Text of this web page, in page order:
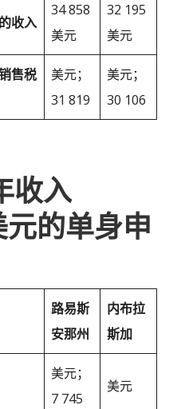
收入
34 858
美元
32 195
美元
售税
美元；
31 819
美元；
30 106
收入
的单身申
路易斯
安那州
内布拉
斯加
美元；
7 745
美元